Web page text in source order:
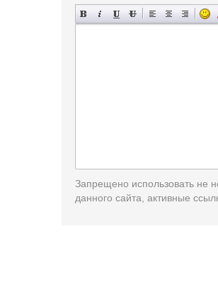
Запрещено использовать не
данного сайта, активные